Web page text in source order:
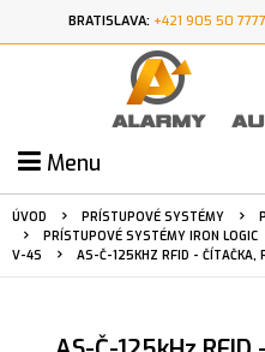
BRATISLAVA: +421 905 50 7777
Menu
ÚVOD PRÍSTUPOVÉ SYSTÉMY
PRÍSTUPOVÉ SYSTÉMY IRON LOGIC
V-4S
AS-Č-125KHZ RFID - ČÍTAČKA,